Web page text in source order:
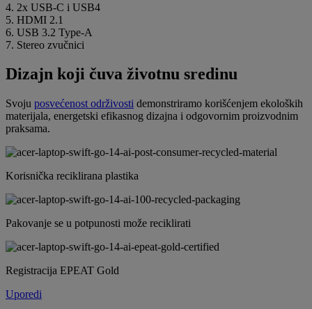
4. 2x USB-C i USB4
5. HDMI 2.1
6. USB 3.2 Type-A
7. Stereo zvučnici
Dizajn koji čuva životnu sredinu
Svoju posvećenost održivosti demonstriramo korišćenjem ekoloških
materijala, energetski efikasnog dizajna i odgovornim proizvodnim
praksama.
Korisnička reciklirana plastika
Pakovanje se u potpunosti može reciklirati
Registracija EPEAT Gold
Uporedi